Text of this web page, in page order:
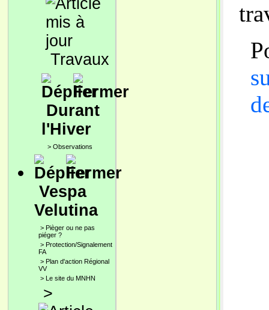
Travaux
Durant
l'Hiver
> Observations
Vespa
Velutina
> Pièger ou ne pas
piéger ?
> Protection/Signalement
FA
> Plan d'action Régional
VV
> Le site du MNHN
>